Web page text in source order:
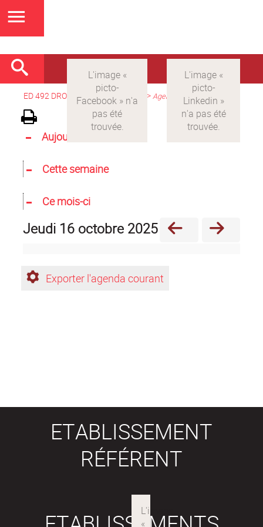
ED 492 DROIT > Version française >Agenda
Aujourd'hui
Cette semaine
Ce mois-ci
jeudi 16 octobre 2025
Exporter l'agenda courant
ETABLISSEMENT
RÉFÉRENT